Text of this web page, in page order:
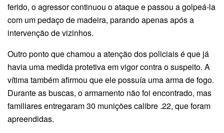
ferido, o agressor continuou o ataque e passou a golpeá-la
com um pedaço de madeira, parando apenas após a
intervenção de vizinhos.
Outro ponto que chamou a atenção dos policiais é que já
havia uma medida protetiva em vigor contra o suspeito. A
vítima também afirmou que ele possuía uma arma de fogo.
Durante as buscas, o armamento não foi encontrado, mas
familiares entregaram 30 munições calibre .22, que foram
apreendidas.